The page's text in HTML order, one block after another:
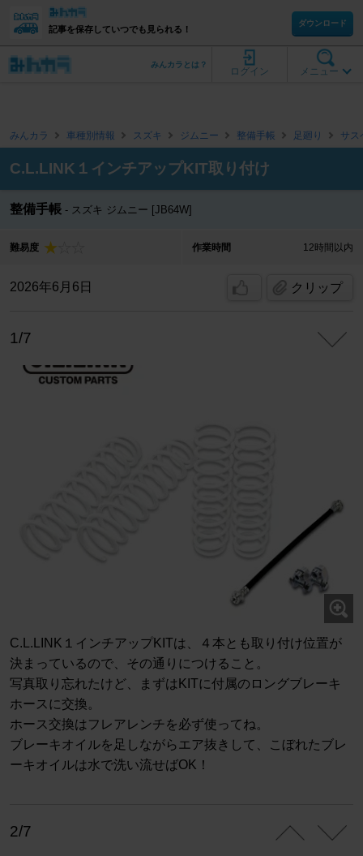
記事を保存していつでも見られる！
ダウンロード
メニュー
ログイン
みんカラとは？
みんカラ 車種別情報 スズキ ジムニー 整備手帳 足廻り サス
C.L.LINK１インチアップKIT取り付け
整備手帳 スズキ ジムニー [JB64W]
難易度 作業時間 12時間以内
2026年6月6日 クリップ
1/7
C.L.LINK１インチアップKITは、４本とも取り付け位置が
決まっているので、その通りにつけること。
写真取り忘れたけど、まずはKITに付属のロングブレーキ
ホースに交換。
ホース交換はフレアレンチを必ず使ってね。
ブレーキオイルを足しながらエア抜きして、こぼれたブレ
ーキオイルは水で洗い流せばOK！
2/7